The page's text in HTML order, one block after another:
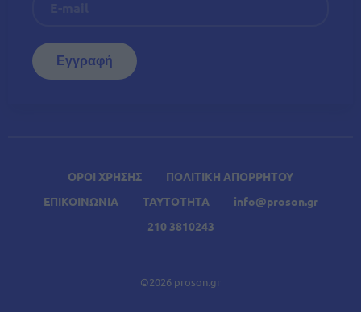
ΟΡΟΙ ΧΡΗΣΗΣ
ΠΟΛΙΤΙΚΗ ΑΠΟΡΡΗΤΟΥ
ΕΠΙΚΟΙΝΩΝΙΑ
ΤΑΥΤΟΤΗΤΑ
info@proson.gr
210 3810243
©2026 proson.gr